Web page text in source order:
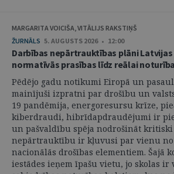
MARGARITA VOICIŠA, VITĀLIJS RAKSTIŅŠ
ŽURNĀLS 5. AUGUSTS 2026 • 12:00
Darbības nepārtrauktības plāni
normatīvās prasības līdz reālai
Pēdējo gadu notikumi Eiropā un
mainījuši izpratni par drošību un
19 pandēmija, energoresursu krīze,
kiberdraudi, hibrīdapdraudējumi ir
un pašvaldību spēja nodrošināt
nepārtrauktību ir kļuvusi par vienu no
nacionālās drošības elementiem. Šajā
iestādes ieņem īpašu vietu, jo skolas ir